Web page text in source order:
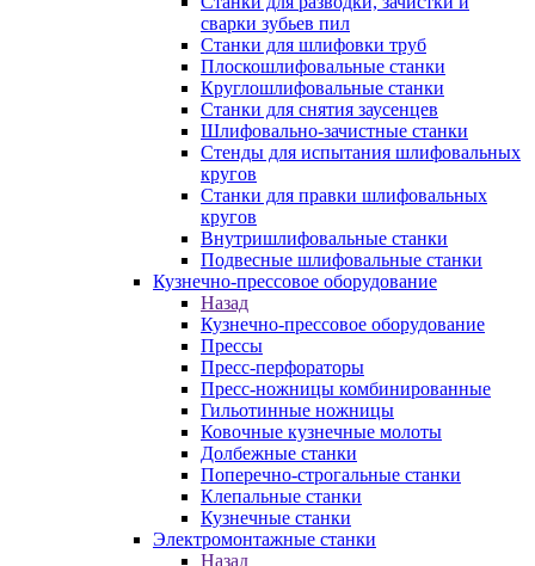
сварки зубьев пил
Станки для шлифовки труб
Плоскошлифовальные станки
Круглошлифовальные станки
Станки для снятия заусенцев
Шлифовально-зачистные станки
Стенды для испытания шлифовальных
кругов
Станки для правки шлифовальных
кругов
Внутришлифовальные станки
Подвесные шлифовальные станки
Кузнечно-прессовое оборудование
Назад
Кузнечно-прессовое оборудование
Прессы
Пресс-перфораторы
Пресс-ножницы комбинированные
Гильотинные ножницы
Ковочные кузнечные молоты
Долбежные станки
Поперечно-строгальные станки
Клепальные станки
Кузнечные станки
Электромонтажные станки
Назад